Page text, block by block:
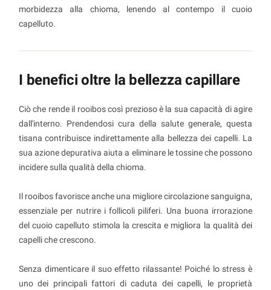
morbidezza alla chioma, lenendo al contempo il cuoio
capelluto.
I benefici oltre la bellezza capillare
Ciò che rende il rooibos così prezioso è la sua capacità di agire
dall'interno. Prendendosi cura della salute generale, questa
tisana contribuisce indirettamente alla bellezza dei capelli. La
sua azione depurativa aiuta a eliminare le tossine che possono
incidere sulla qualità della chioma.
Il rooibos favorisce anche una migliore circolazione sanguigna,
essenziale per nutrire i follicoli piliferi. Una buona irrorazione
del cuoio capelluto stimola la crescita e migliora la qualità dei
capelli che crescono.
Senza dimenticare il suo effetto rilassante! Poiché lo stress è
uno dei principali fattori di caduta dei capelli, le proprietà